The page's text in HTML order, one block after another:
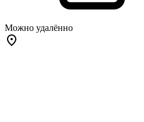
Можно удалённо